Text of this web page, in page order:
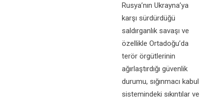
Rusya’nın Ukrayna’ya
karşı sürdürdüğü
saldırganlık savaşı ve
özellikle Ortadoğu’da
terör örgütlerinin
ağırlaştırdığı güvenlik
durumu, sığınmacı kabul
sistemindeki sıkıntılar ve